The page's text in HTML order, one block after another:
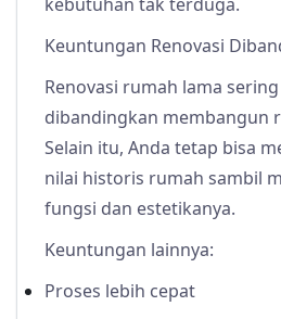
kebutuhan tak terduga.
Keuntungan Renovasi
Renovasi rumah lama
dibandingkan membangun
Selain itu, Anda tetap bisa
nilai historis rumah sambil
fungsi dan estetikanya.
Keuntungan lainnya:
Proses lebih cepat